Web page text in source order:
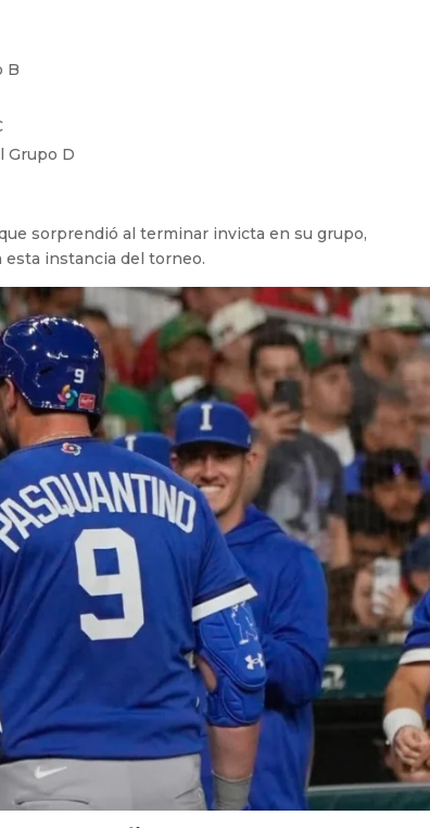
B
Grupo D
sorprendió al terminar invicta en su grupo,
esta instancia del torneo.